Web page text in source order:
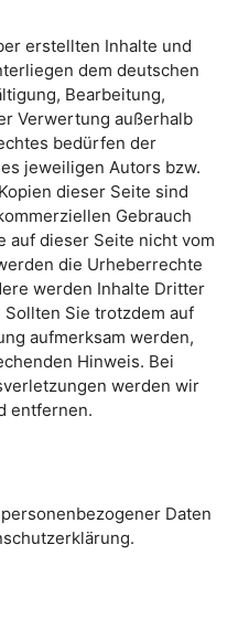
erstellten Inhalte und
dem deutschen
Bearbeitung,
Verwertung außerhalb
bedürfen der
jeweiligen Autors bzw.
dieser Seite sind
Gebrauch
auf dieser Seite nicht vom
die Urheberrechte
werden Inhalte Dritter
Sie trotzdem auf
aufmerksam werden,
Hinweis. Bei
werden wir
entfernen.
Daten